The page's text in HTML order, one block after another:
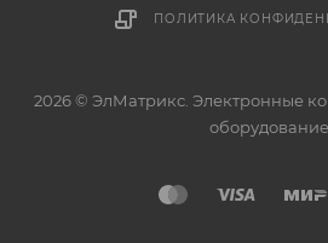
ПОЛИТИКА
2026 © ЭлМатрикс. Электронные